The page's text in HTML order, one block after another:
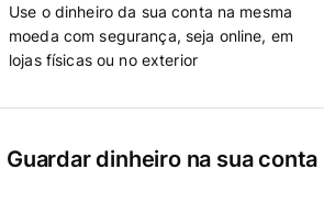
Use o dinheiro da sua conta na mesma
moeda com segurança, seja online, em
lojas físicas ou no exterior
Guardar dinheiro na sua conta